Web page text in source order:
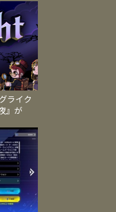
ライク
』が